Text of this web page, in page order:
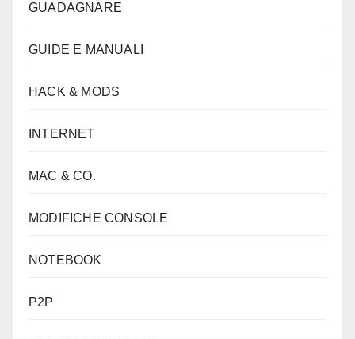
GUADAGNARE
GUIDE E MANUALI
HACK & MODS
INTERNET
MAC & CO.
MODIFICHE CONSOLE
NOTEBOOK
P2P